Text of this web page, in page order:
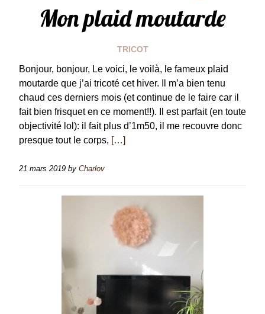
Mon plaid moutarde
TRICOT
Bonjour, bonjour, Le voici, le voilà, le fameux plaid
moutarde que j’ai tricoté cet hiver. Il m’a bien tenu
chaud ces derniers mois (et continue de le faire car il
fait bien frisquet en ce moment!!). Il est parfait (en toute
objectivité lol): il fait plus d’1m50, il me recouvre donc
presque tout le corps, […]
21 mars 2019 by Charlov